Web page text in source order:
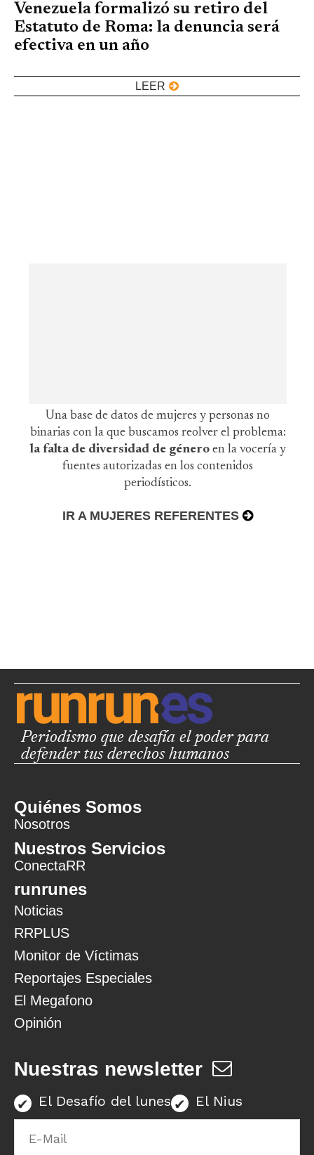
Venezuela formalizó su retiro del
Estatuto de Roma: la denuncia será
efectiva en un año
LEER
Una base de datos de mujeres y personas no
binarias con la que buscamos reolver el problema:
la falta de diversidad de género en la vocería y
fuentes autorizadas en los contenidos
periodísticos.
IR A MUJERES REFERENTES
Periodismo que desafía el poder para
defender tus derechos humanos
Quiénes Somos
Nosotros
Nuestros Servicios
ConectaRR
runrunes
Noticias
RRPLUS
Monitor de Víctimas
Reportajes Especiales
El Megafono
Opinión
Nuestras newsletter
El Desafío del lunes El Nius